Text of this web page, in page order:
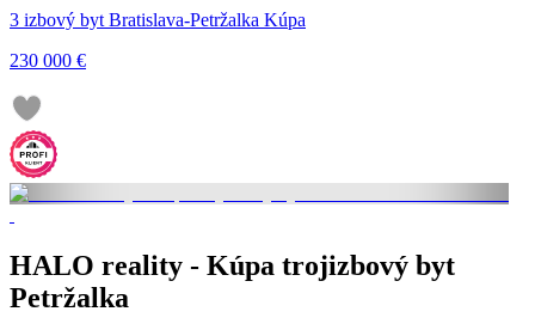
3 izbový byt Bratislava-Petržalka Kúpa
230 000 €
HALO reality - Kúpa trojizbový byt
Petržalka